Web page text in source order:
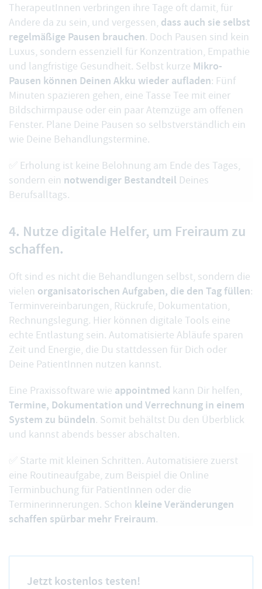
TherapeutInnen verbringen ihre Tage oft damit, für
Andere da zu sein, und vergessen, dass auch sie selbst
regelmäßige Pausen brauchen. Doch Pausen sind kein
Luxus, sondern essenziell für Konzentration, Empathie
und langfristige Gesundheit. Selbst kurze Mikro-
Pausen können Deinen Akku wieder aufladen: Fünf
Minuten spazieren gehen, eine Tasse Tee mit einer
Bildschirmpause oder ein paar Atemzüge am offenen
Fenster. Plane Deine Pausen so selbstverständlich ein
wie Deine Behandlungstermine.
✅ Erholung ist keine Belohnung am Ende des Tages,
sondern ein notwendiger Bestandteil Deines
Berufsalltags.
4. Nutze digitale Helfer, um Freiraum zu
schaffen.
Oft sind es nicht die Behandlungen selbst, sondern die
vielen organisatorischen Aufgaben, die den Tag füllen:
Terminvereinbarungen, Rückrufe, Dokumentation,
Rechnungslegung. Hier können digitale Tools eine
echte Entlastung sein. Automatisierte Abläufe sparen
Zeit und Energie, die Du stattdessen für Dich oder
Deine PatientInnen nutzen kannst.
Eine Praxissoftware wie appointmed kann Dir helfen,
Termine, Dokumentation und Verrechnung in einem
System zu bündeln. Somit behältst Du den Überblick
und kannst abends besser abschalten.
✅ Starte mit kleinen Schritten. Automatisiere zuerst
eine Routineaufgabe, zum Beispiel die Online
Terminbuchung für PatientInnen oder die
Terminerinnerungen. Schon kleine Veränderungen
schaffen spürbar mehr Freiraum.
Jetzt kostenlos testen!